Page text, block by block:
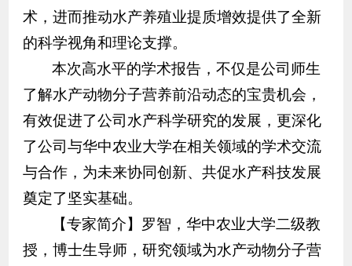
术，进而推动水产养殖业提质增效提供了全新
的科学视角和理论支撑。
本次高水平的学术报告，不仅是公司师生
了解水产动物分子营养前沿动态的宝贵机会，
有效促进了公司水产科学研究的发展，更深化
了公司与华中农业大学在相关领域的学术交流
与合作，为未来协同创新、共促水产科技发展
奠定了坚实基础。
【专家简介】罗智，华中农业大学二级教
授，博士生导师，研究领域为水产动物分子营